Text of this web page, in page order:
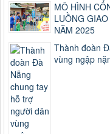
MÔ HÌNH
LUỒNG
NĂM 2025
Thành đoàn
vùng ngập